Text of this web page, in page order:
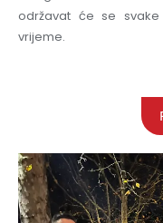
održavat će se
vrijeme.